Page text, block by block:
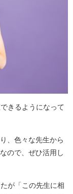
きるようになって
、色々な先生から
ので、ぜひ活用し
が「この先生に相